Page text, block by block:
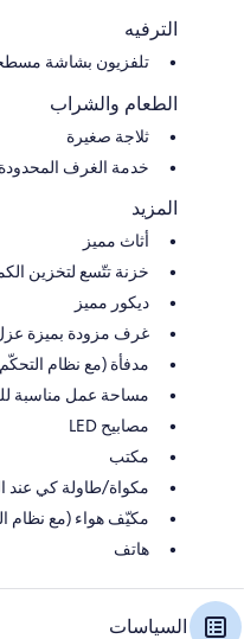
الترفيه
تلفزيون بشاشة مسطحة 70-سم ذو قنوات بث
الطعام والشراب
ثلاجة صغيرة
خدمة الغرف المحدودة
المزيد
أثاث مميز
خزنة تتّسع لتخزين
ديكور مميز
غرف مزودة بميزة
مدفأة (مع نظام
مساحة عمل مناسبة
مصابيح LED
مكتب
مكواة/طاولة كي عند
مكيّف هواء (مع نظام
هاتف
السياسات